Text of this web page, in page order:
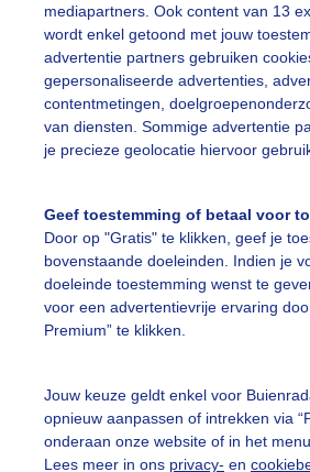
mediapartners. Ook content van 13
wordt enkel getoond met jouw
advertentie partners gebruiken
gepersonaliseerde advertenties,
contentmetingen,
van diensten. Sommige advertentie
je precieze geolocatie hiervoor
Geef toestemming of betaal voor
Door op "Gratis" te klikken, geef je
bovenstaande doeleinden. Indien je
doeleinde toestemming wenst te
voor een advertentievrije ervaring
Premium” te klikken.
Jouw keuze geldt enkel voor
opnieuw aanpassen of intrekken via
onderaan onze website of in het
Lees meer in ons privacy- en
Verkoelingophetwater
slideshow
vragen
De